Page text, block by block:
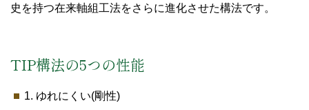
史を持つ在来軸組工法をさらに進化させた構法です。
TIP構法の5つの性能
1. ゆれにくい(剛性)